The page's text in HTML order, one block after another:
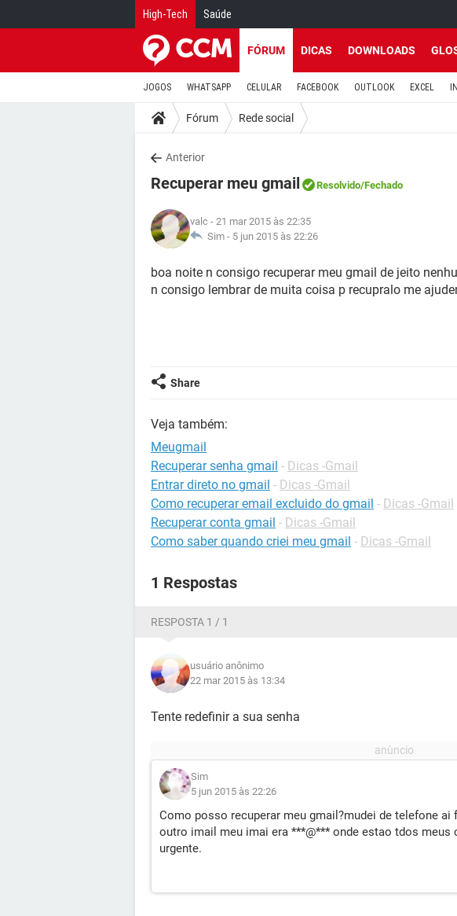
High-Tech Saúde
FÓRUM DICAS DOWNLOADS
JOGOS WHATSAPP CELULAR FACEBOOK OUTLOOK EXCEL
Fórum Rede social
Anterior
Recuperar meu gmail Resolvido/Fechado
valc - 21 mar 2015 às 22:35
Sim - 5 jun 2015 às 22:26
boa noite n consigo recuperar meu gmail de jeito
n consigo lembrar de muita coisa p recupralo me
Share
Veja também:
Meugmail
Recuperar senha gmail - Dicas -Gmail
Entrar direto no gmail - Dicas -Gmail
Como recuperar email excluido do gmail - Dicas -Gmail
Recuperar conta gmail - Dicas -Gmail
Como saber quando criei meu gmail - Dicas -Gmail
1 Respostas
RESPOSTA 1 / 1
usuário anônimo
22 mar 2015 às 13:34
Tente redefinir a sua senha
Sim
5 jun 2015 às 22:26
Como posso recuperar meu gmail?mudei de telefone ai
outro imail meu imai era ***@*** onde estao tdos
urgente.